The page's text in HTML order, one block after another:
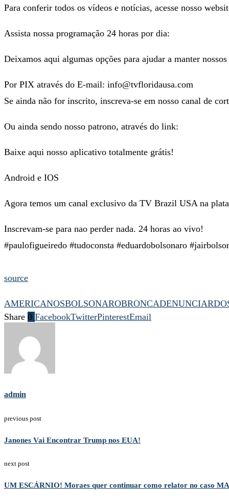
Para conferir todos os vídeos e notícias, acesse nosso
Assista nossa programação 24 horas por dia:
Deixamos aqui algumas opções para ajudar a manter
Por PIX através do E-mail: info@tvfloridausa.com
Se ainda não for inscrito, inscreva-se em nosso canal de
Ou ainda sendo nosso patrono, através do link:
Baixe aqui nosso aplicativo totalmente grátis!
Android e IOS
Agora temos um canal exclusivo da TV Brazil USA na
Inscrevam-se para nao perder nada. 24 horas ao vivo!
#paulofigueiredo #tudoconsta #eduardobolsonaro
source
AMERICANOSBOLSONAROBRONCADENUNCIAR
Share 0 FacebookTwitterPinterestEmail
admin
previous post
Janones Vai Encontrar Trump nos EUA!
next post
UM ESCÁRNIO! Moraes quer continuar como relator no caso